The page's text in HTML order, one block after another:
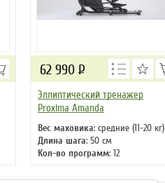
Эллиптический тренажер
Proxima Amanda
Вес маховика: средние (11-20 кг)
Длина шага: 50 см
Кол-во программ: 12
Кол-во уровней: 32
Макс. вес: 130 кг
62 990 Р